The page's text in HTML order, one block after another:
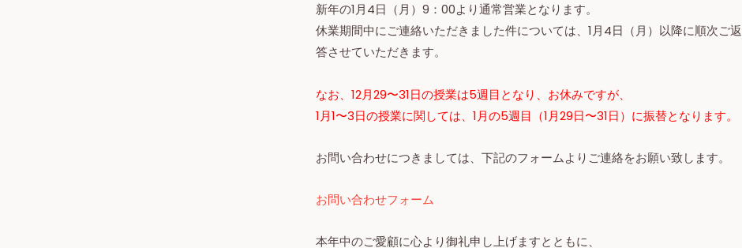
新年の1月4日（月）9：00より通常営業となります。
休業期間中にご連絡いただきました件については、1月4日（月）以降に順次ご返
答させていただきます。
なお、12月29〜31日の授業は5週目となり、お休みですが、
1月1〜3日の授業に関しては、1月の5週目（1月29日〜31日）に振替となります。
お問い合わせにつきましては、下記のフォームよりご連絡をお願い致します。
お問い合わせフォーム
本年中のご愛顧に心より御礼申し上げますとともに、